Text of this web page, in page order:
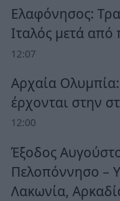
Ελαφόνησος:
Ιταλός μετά
12:07
Αρχαία
έρχονται στην
12:00
Έξοδος
Πελοπόννησο –
Λακωνία,